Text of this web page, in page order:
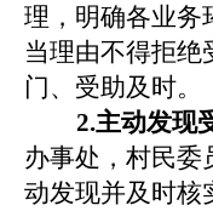
理，明确各业务
当理由不得拒绝
门、受助及时。
2.主动发现
办事处，村民委
动发现并及时核